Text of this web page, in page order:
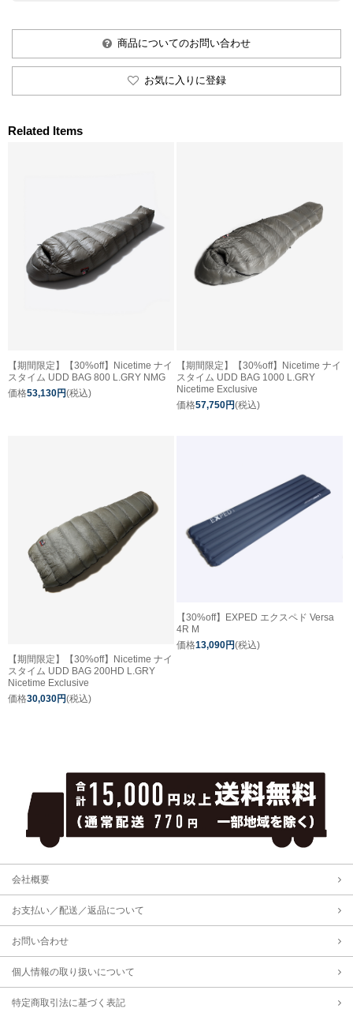
商品についてのお問い合わせ
お気に入りに登録
Related Items
【期間限定】【30%off】Nicetime ナイ
スタイム UDD BAG 800 L.GRY NMG
価格53,130円(税込)
【期間限定】【30%off】Nicetime ナイ
スタイム UDD BAG 1000 L.GRY
Nicetime Exclusive
価格57,750円(税込)
【期間限定】【30%off】Nicetime ナイ
スタイム UDD BAG 200HD L.GRY
Nicetime Exclusive
価格30,030円(税込)
【30%off】EXPED エクスペド Versa
4R M
価格13,090円(税込)
会社概要
お支払い／配送／返品について
お問い合わせ
個人情報の取り扱いについて
特定商取引法に基づく表記